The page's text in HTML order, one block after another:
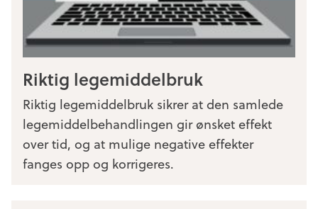
Riktig legemiddelbruk
Riktig legemiddelbruk sikrer at den samlede
legemiddelbehandlingen gir ønsket effekt
over tid, og at mulige negative effekter
fanges opp og korrigeres.